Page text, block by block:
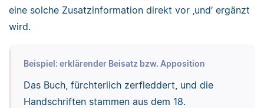
eine solche Zusatzinformation direkt vor ‚und‘ ergänzt
wird.
Beispiel: erklärender Beisatz bzw. Apposition
Das Buch, fürchterlich zerfleddert, und die
Handschriften stammen aus dem 18.